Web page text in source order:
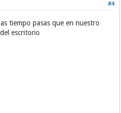
#4
tiempo pasas que en nuestro
escritorio